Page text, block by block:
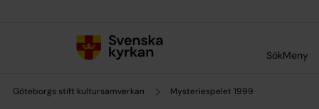
SökMeny
Göteborgs stift kultursamverkan Mysteriespelet 1999